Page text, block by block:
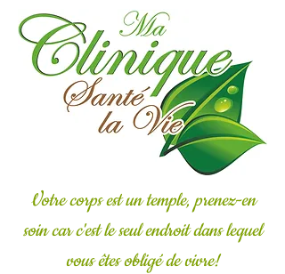
Votre corps est un temple, prenez-en
soin car c'est le seul endroit dans lequel
vous êtes obligé de vivre!